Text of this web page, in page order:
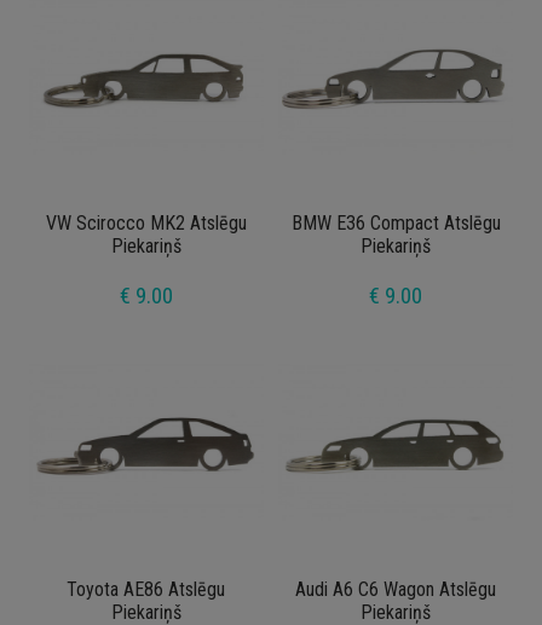
VW Scirocco MK2 Atslēgu
Piekariņš
€ 9.00
BMW E36 Compact Atslēgu
Piekariņš
€ 9.00
Toyota AE86 Atslēgu
Piekariņš
Audi A6 C6 Wagon Atslēgu
Piekariņš